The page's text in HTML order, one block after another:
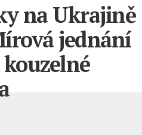
na Ukrajině
jednání